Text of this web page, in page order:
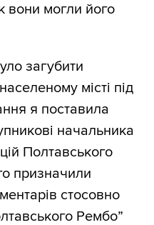
вони могли його
загубити
місті під
я поставила
начальника
Полтавського
призначили
стосовно
Рембо”